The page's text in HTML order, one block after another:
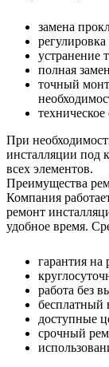
замена
устранение
полная
точный
При
инсталляции под
всех элементов.
Преимущества
Компания
ремонт
удобное время.
гарантия на
работа без
бесплатный
доступные
срочный